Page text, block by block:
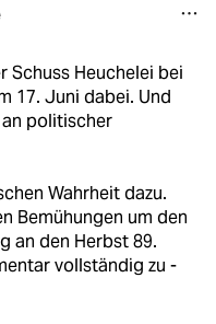
Schuss Heuchelei bei
17. Juni dabei. Und
politischer
Wahrheit dazu.
Bemühungen um den
an den Herbst 89.
vollständig zu -